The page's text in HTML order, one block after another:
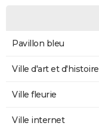
Pavillon bleu
Ville d'art et d'histoire
Ville fleurie
Ville internet